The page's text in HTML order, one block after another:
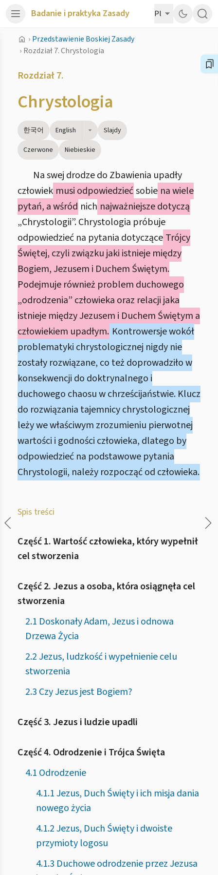
Badanie i praktyka Zasady Pl
› Przedstawienie Boskiej Zasady
› Rozdział 7. Chrystologia
Rozdział 7.
Chrystologia
한국어 English
Slajdy
Czerwone
Niebieskie
Na swej drodze do Zbawienia upadły
człowiek musi odpowiedziećsobie na wiele
pytań, a wśród nich najważniejsze dotyczą
„Chrystologii”. Chrystologia próbuje
odpowiedzieć na pytania dotyczące Trójcy
Świętej, czyli związku jaki istnieje między
Bogiem, Jezusem i Duchem Świętym.
Podejmuje również problem duchowego
„odrodzenia” człowieka oraz relacji jaka
istnieje między Jezusem i Duchem Świętym a
człowiekiem upadłym. Kontrowersje wokół
problematyki chrystologicznej nigdy nie
zostały rozwiązane, co też doprowadziło w
konsekwencji do doktrynalnego i
duchowego chaosu w chrześcijaństwie. Klucz
do rozwiązania tajemnicy chrystologicznej
leży we właściwym zrozumieniu pierwotnej
wartości i godności człowieka, dlatego by
odpowiedzieć na podstawowe pytania
Chrystologii, należy rozpocząć od człowieka.
Spis treści
Część 1. Wartość człowieka, który wypełnił
cel stworzenia
Część 2. Jezus a osoba, która osiągnęła cel
stworzenia
2.1 Doskonały Adam, Jezus i odnowa
Drzewa Życia
2.2 Jezus, ludzkość i wypełnienie celu
stworzenia
2.3 Czy Jezus jest Bogiem?
Część 3. Jezus i ludzie upadli
Część 4. Odrodzenie i Trójca Święta
4.1 Odrodzenie
4.1.1 Jezus, Duch Święty i ich misja dania
nowego życia
4.1.2 Jezus, Duch Święty i dwoiste
przymioty logosu
4.1.3 Duchowe odrodzenie przez Jezusa